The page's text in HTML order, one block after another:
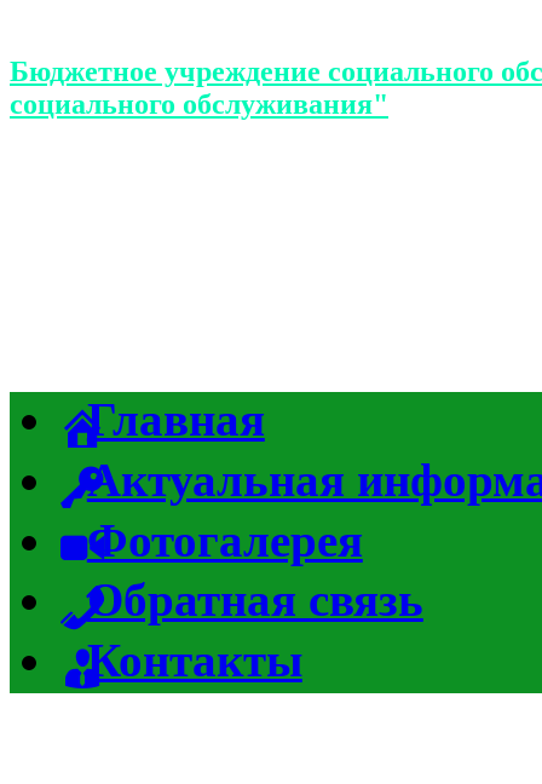
Бюджетное учреждение социального
социального обслуживания"
Главная
Актуальная
Фотогалерея
Обратная связь
Контакты